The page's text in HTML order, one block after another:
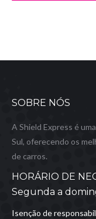
SOBRE NÓS
A Shield Express é
Sul, oferecendo os
de carros.
HORÁRIO DE
Segunda a
Isenção de